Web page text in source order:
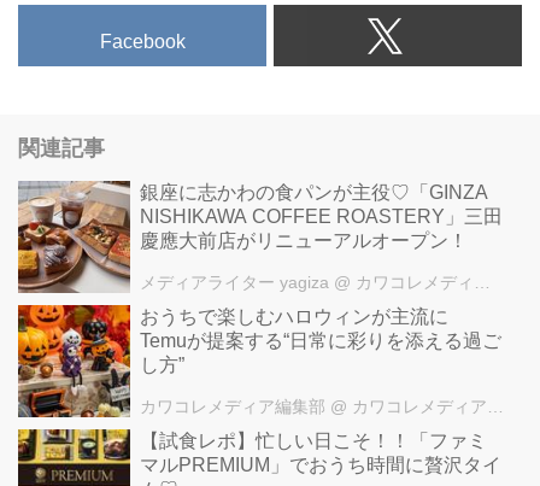
Facebook
関連記事
銀座に志かわの食パンが主役♡「GINZA
NISHIKAWA COFFEE ROASTERY」三田
慶應大前店がリニューアルオープン！
メディアライター yagiza @ カワコレメディア編集部
おうちで楽しむハロウィンが主流に
Temuが提案する“日常に彩りを添える過ご
し方”
カワコレメディア編集部 @ カワコレメディア編集部
【試食レポ】忙しい日こそ！！「ファミ
マルPREMIUM」でおうち時間に贅沢タイ